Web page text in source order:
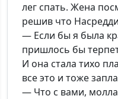
лег спать. Жена
решив что
— Если бы я была
пришлось бы
И она стала тихо
все это и тоже
— Что с вами,